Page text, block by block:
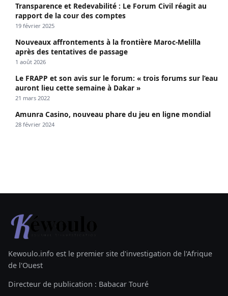
Transparence et Redevabilité : Le Forum Civil réagit au
rapport de la cour des comptes
19 février 2025
Nouveaux affrontements à la frontière Maroc-Melilla
après des tentatives de passage
1 août 2026
Le FRAPP et son avis sur le forum: « trois forums sur l’eau
auront lieu cette semaine à Dakar »
21 mars 2022
Amunra Casino, nouveau phare du jeu en ligne mondial
28 février 2024
Kewoulo.info est le premier site d'investigation de l'Afrique
de l'Ouest
Directeur de publication : Babacar Touré